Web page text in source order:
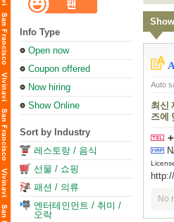
Info Type
Open now
Coupon offered
Now hiring
Show Online
Sort by Industry
레스토랑 / 음식
선물 / 쇼핑
패션 / 의류
엔터테인먼트 / 취미 /
오락
Auto
최신
즈에
No